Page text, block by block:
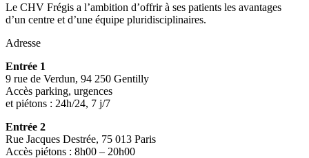
Le CHV Frégis a l’ambition d’offrir à ses patients les avantages
d’un centre et d’une équipe pluridisciplinaires.
Adresse
Entrée 1
9 rue de Verdun, 94 250 Gentilly
Accès parking, urgences
et piétons : 24h/24, 7 j/7
Entrée 2
Rue Jacques Destrée, 75 013 Paris
Accès piétons : 8h00 – 20h00